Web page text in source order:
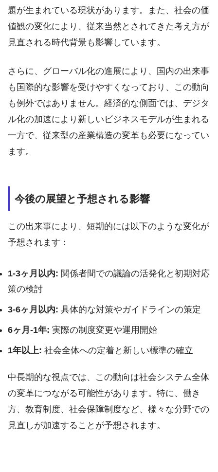
題が生まれている現状があります。また、社会の価
値観の変化により、従来当然とされてきた考え方が
見直される時代背景も影響しています。
さらに、グローバル化の進展により、国内の出来事
も国際的な影響を受けやすくなっており、この動向
も例外ではありません。経済的な側面では、デジタ
ル化の加速により新しいビジネスモデルが生まれる
一方で、従来型の産業構造の変革も必要になってい
ます。
今後の展望と予想される影響
この出来事により、短期的には以下のような変化が
予想されます：
1-3ヶ月以内: 関係者間での議論の活発化と初期対応
策の検討
3-6ヶ月以内: 具体的な対策やガイドラインの策定
6ヶ月-1年: 実際の制度変更や運用開始
1年以上: 社会全体への定着と新しい標準の確立
中長期的な視点では、この動向は社会システム全体
の変革につながる可能性があります。特に、働き
方、教育制度、社会保障制度など、様々な分野での
見直しが加速することが予想されます。